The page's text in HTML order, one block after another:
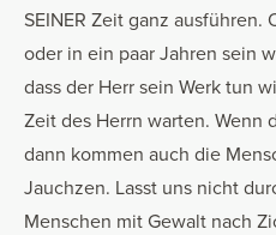
SEINER Zeit ganz ausführen.
oder in ein paar Jahren sein
dass der Herr sein Werk tun
Zeit des Herrn warten. Wenn
dann kommen auch die
Jauchzen. Lasst uns nicht
Menschen mit Gewalt nach